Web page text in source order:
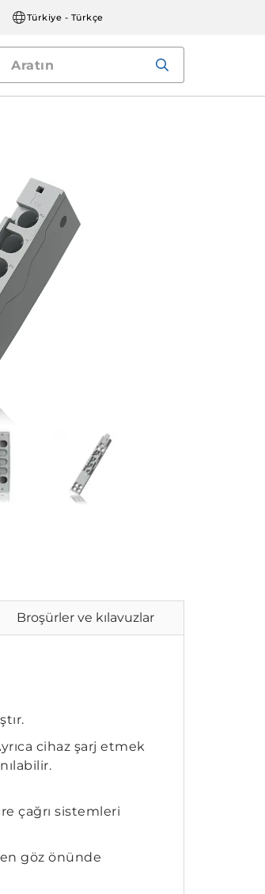
Türkiye - Türkçe
Broşürler ve kılavuzlar
cihaz şarj etmek
çağrı sistemleri
göz önünde